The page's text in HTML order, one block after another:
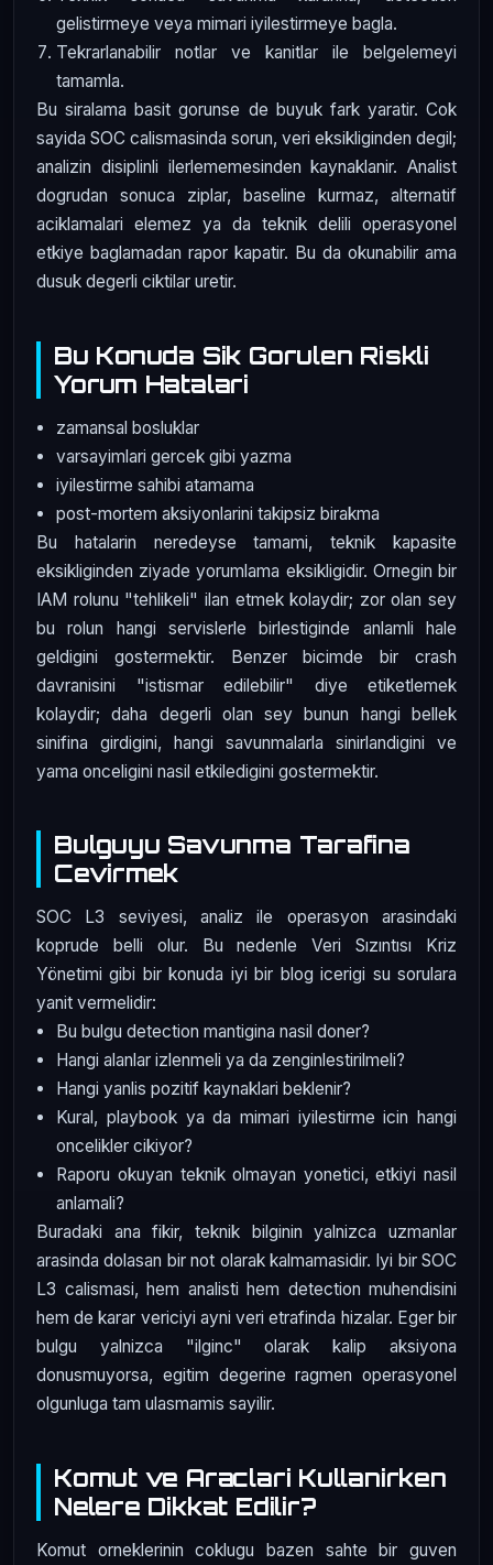
gelistirmeye veya mimari iyilestirmeye bagla.
Tekrarlanabilir notlar ve kanitlar ile belgelemeyi
tamamla.
Bu siralama basit gorunse de buyuk fark yaratir. Cok
sayida SOC calismasinda sorun, veri eksikliginden degil;
analizin disiplinli ilerlememesinden kaynaklanir. Analist
dogrudan sonuca ziplar, baseline kurmaz, alternatif
aciklamalari elemez ya da teknik delili operasyonel
etkiye baglamadan rapor kapatir. Bu da okunabilir ama
dusuk degerli ciktilar uretir.
Bu Konuda Sik Gorulen Riskli
Yorum Hatalari
zamansal bosluklar
varsayimlari gercek gibi yazma
iyilestirme sahibi atamama
post-mortem aksiyonlarini takipsiz birakma
Bu hatalarin neredeyse tamami, teknik kapasite
eksikliginden ziyade yorumlama eksikligidir. Ornegin bir
IAM rolunu "tehlikeli" ilan etmek kolaydir; zor olan sey
bu rolun hangi servislerle birlestiginde anlamli hale
geldigini gostermektir. Benzer bicimde bir crash
davranisini "istismar edilebilir" diye etiketlemek
kolaydir; daha degerli olan sey bunun hangi bellek
sinifina girdigini, hangi savunmalarla sinirlandigini ve
yama onceligini nasil etkiledigini gostermektir.
Bulguyu Savunma Tarafina
Cevirmek
SOC L3 seviyesi, analiz ile operasyon arasindaki
koprude belli olur. Bu nedenle Veri Sızıntısı Kriz
Yönetimi gibi bir konuda iyi bir blog icerigi su sorulara
yanit vermelidir:
Bu bulgu detection mantigina nasil doner?
Hangi alanlar izlenmeli ya da zenginlestirilmeli?
Hangi yanlis pozitif kaynaklari beklenir?
Kural, playbook ya da mimari iyilestirme icin hangi
oncelikler cikiyor?
Raporu okuyan teknik olmayan yonetici, etkiyi nasil
anlamali?
Buradaki ana fikir, teknik bilginin yalnizca uzmanlar
arasinda dolasan bir not olarak kalmamasidir. Iyi bir SOC
L3 calismasi, hem analisti hem detection muhendisini
hem de karar vericiyi ayni veri etrafinda hizalar. Eger bir
bulgu yalnizca "ilginc" olarak kalip aksiyona
donusmuyorsa, egitim degerine ragmen operasyonel
olgunluga tam ulasmamis sayilir.
Komut ve Araclari Kullanirken
Nelere Dikkat Edilir?
Komut orneklerinin coklugu bazen sahte bir guven